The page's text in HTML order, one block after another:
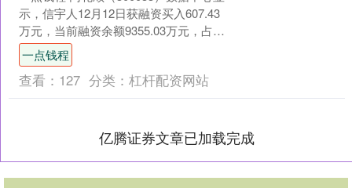
示，信宇人12月12日获融资买入607.43
万元，当前融资余额9355.03万元，占流
通市值的7.63%，超过历史70....
一点钱程
查看： 127 分类： 杠杆配资网站
亿腾证券文章已加载完成